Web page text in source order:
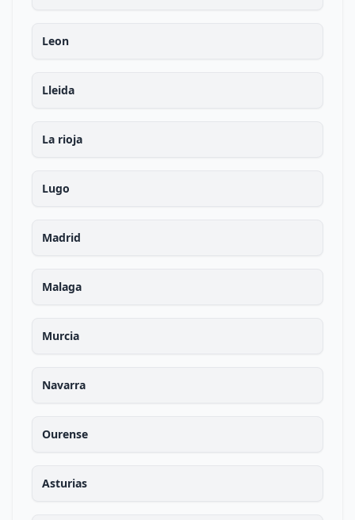
Leon
Lleida
La rioja
Lugo
Madrid
Malaga
Murcia
Navarra
Ourense
Asturias